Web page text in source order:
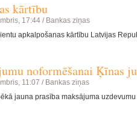
kārtību
17:44 / Bankas ziņas
apkalpošanas kārtību Latvijas
noformēšanai Ķīnas
11:07 / Bankas ziņas
jauna prasība maksājuma